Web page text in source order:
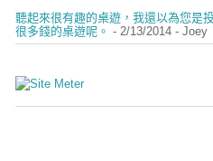
聽起來很有趣的桌遊，我還以為您是
很多錢的桌遊呢。 - 2/13/2014 - Joey